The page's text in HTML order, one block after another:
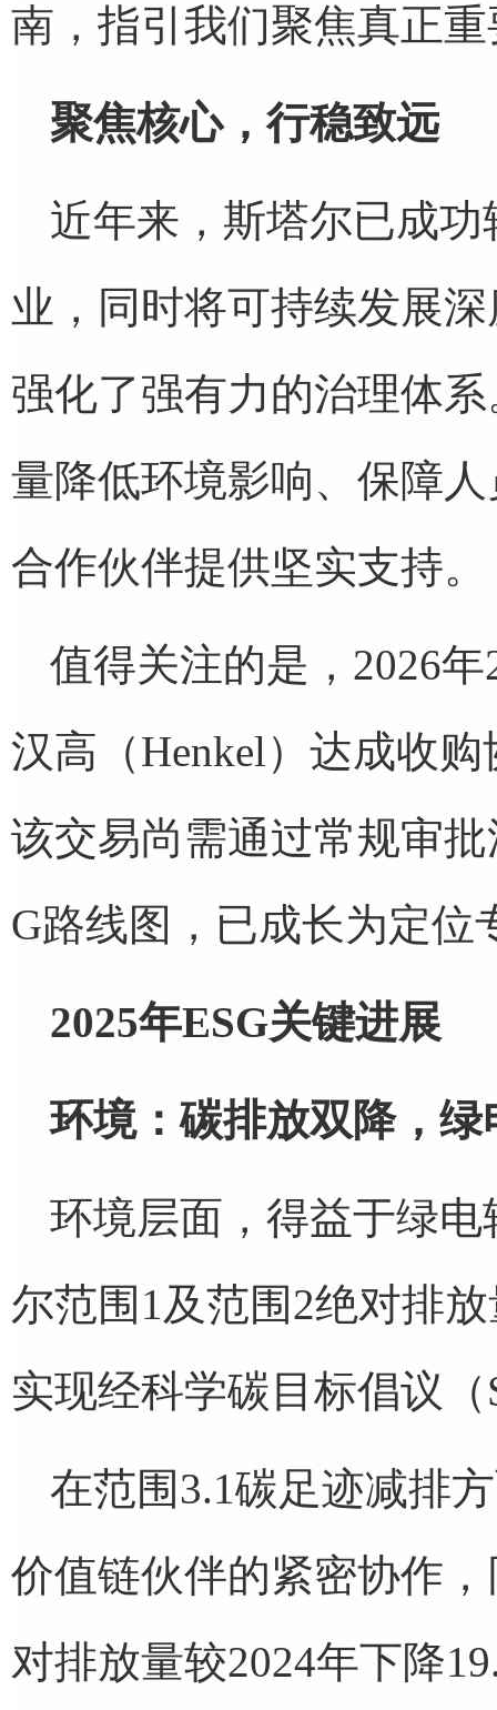
南，指引我们聚焦真正
聚焦核心，行稳致远
近年来，斯塔尔已成
业，同时将可持续发展
强化了强有力的治理体
量降低环境影响、保障
合作伙伴提供坚实支持。
值得关注的是，2026
汉高（Henkel）达成收
该交易尚需通过常规审
G路线图，已成长为定
2025年ESG关键进展
环境：碳排放双降，绿
环境层面，得益于绿
尔范围1及范围2绝对排
实现经科学碳目标倡议
在范围3.1碳足迹减排
价值链伙伴的紧密协作
对排放量较2024年下降